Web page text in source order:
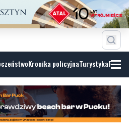
Kronika policyjnaTurystyka